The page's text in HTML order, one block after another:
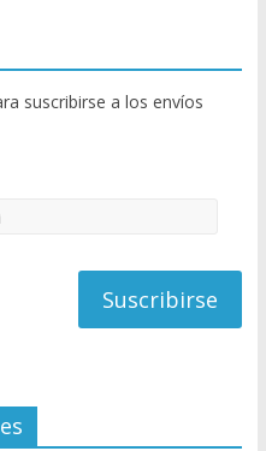
suscribirse a los envíos